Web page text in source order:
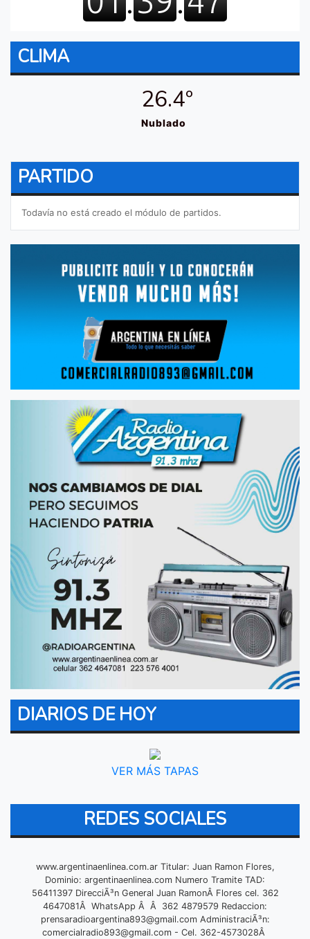
CLIMA
26.4º
Nublado
PARTIDO
Todavía no está creado el módulo de partidos.
DIARIOS DE HOY
VER MÁS TAPAS
REDES SOCIALES
www.argentinaenlinea.com.ar Titular: Juan Ramon Flores,
Dominio: argentinaenlinea.com Numero Tramite TAD:
56411397 DirecciÃ³n General Juan RamonÂ Flores cel. 362
4647081Â WhatsApp Â Â 362 4879579 Redaccion:
prensaradioargentina893@gmail.comAdministraciÃ³n:
comercialradio893@gmail.com - Cel. 362-4573028Â